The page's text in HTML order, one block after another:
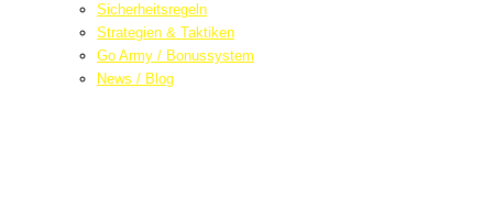
Sicherheitsregeln
Strategien & Taktiken
Go Army / Bonussystem
News / Blog